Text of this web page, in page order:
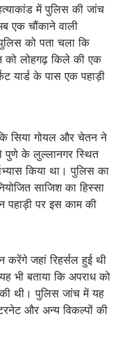
में पुलिस की जांच
एक चौंकाने वाली
को पता चला कि
को लोहगढ़ किले की एक
यार्ड के पास एक पहाड़ी
सिया गोयल और चेतन ने
के लुल्लानगर स्थित
किया था। पुलिस का
साजिश का हिस्सा
पहाड़ी पर इस काम की
जहां रिहर्सल हुई थी
भी बताया कि अपराध को
थी। पुलिस जांच में यह
और अन्य विकल्पों की